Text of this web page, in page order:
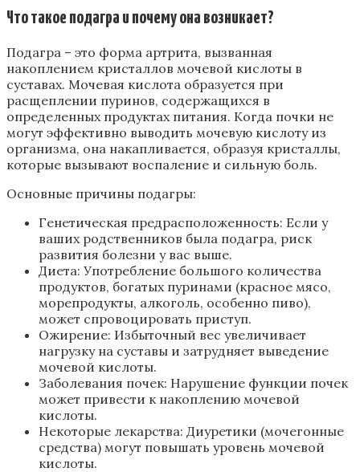
Что такое подагра и почему она возникает?
Подагра – это форма артрита, вызванная
накоплением кристаллов мочевой кислоты в
суставах. Мочевая кислота образуется при
расщеплении пуринов, содержащихся в
определенных продуктах питания. Когда почки не
могут эффективно выводить мочевую кислоту из
организма, она накапливается, образуя кристаллы,
которые вызывают воспаление и сильную боль.
Основные причины подагры:
Генетическая предрасположенность: Если у
ваших родственников была подагра, риск
развития болезни у вас выше.
Диета: Употребление большого количества
продуктов, богатых пуринами (красное мясо,
морепродукты, алкоголь, особенно пиво),
может спровоцировать приступ.
Ожирение: Избыточный вес увеличивает
нагрузку на суставы и затрудняет выведение
мочевой кислоты.
Заболевания почек: Нарушение функции почек
может привести к накоплению мочевой
кислоты.
Некоторые лекарства: Диуретики (мочегонные
средства) могут повышать уровень мочевой
кислоты.